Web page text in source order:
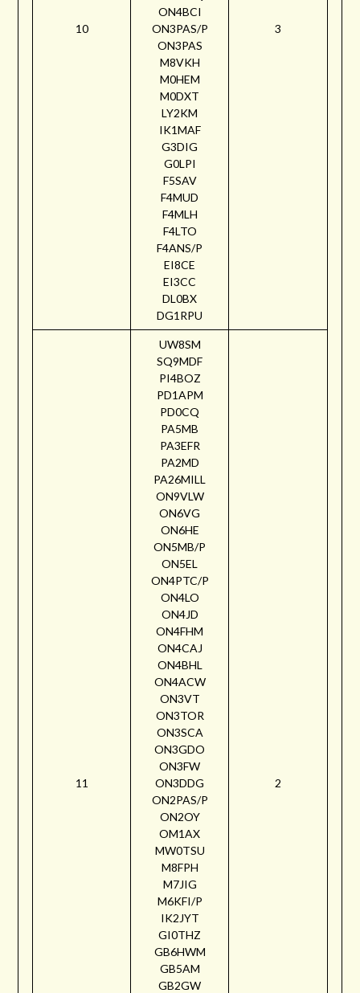
10
ON4BCI
ON3PAS/P
ON3PAS
M8VKH
M0HEM
M0DXT
LY2KM
IK1MAF
G3DIG
G0LPI
F5SAV
F4MUD
F4MLH
F4LTO
F4ANS/P
EI8CE
EI3CC
DL0BX
DG1RPU
3
11
UW8SM
SQ9MDF
PI4BOZ
PD1APM
PD0CQ
PA5MB
PA3EFR
PA2MD
PA26MILL
ON9VLW
ON6VG
ON6HE
ON5MB/P
ON5EL
ON4PTC/P
ON4LO
ON4JD
ON4FHM
ON4CAJ
ON4BHL
ON4ACW
ON3VT
ON3TOR
ON3SCA
ON3GDO
ON3FW
ON3DDG
ON2PAS/P
ON2OY
OM1AX
MW0TSU
M8FPH
M7JIG
M6KFI/P
IK2JYT
GI0THZ
GB6HWM
GB5AM
GB2GW
2